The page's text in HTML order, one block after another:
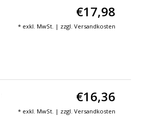
€17,98
* exkl. MwSt. | zzgl. Versandkosten
€16,36
* exkl. MwSt. | zzgl. Versandkosten